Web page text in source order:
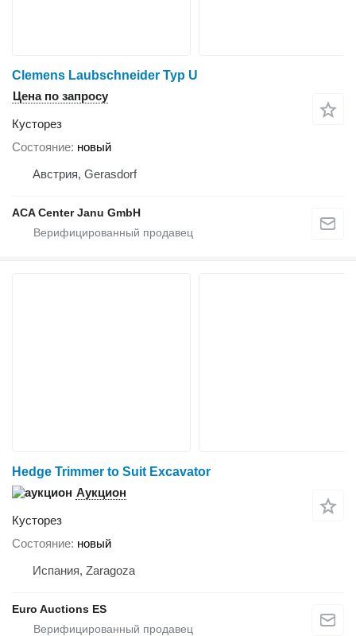
Clemens Laubschneider Typ U
Цена по запросу
Кусторез
Состояние новый
Австрия, Gerasdorf
ACA Center Janu GmbH
Hedge Trimmer to Suit Excavator
Аукцион
Кусторез
Состояние новый
Испания, Zaragoza
Euro Auctions ES